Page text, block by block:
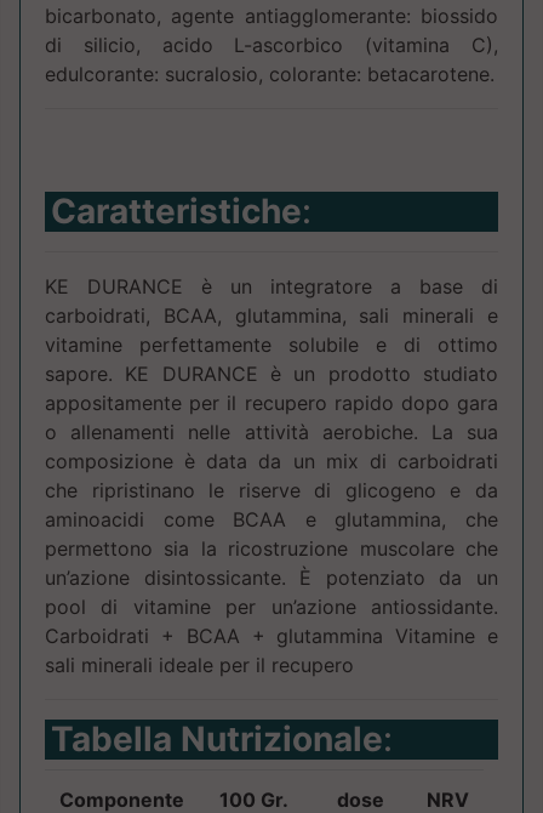
bicarbonato, agente antiagglomerante: biossido
di silicio, acido L-ascorbico (vitamina C),
edulcorante: sucralosio, colorante: betacarotene.
Caratteristiche:
KE DURANCE è un integratore a base di
carboidrati, BCAA, glutammina, sali minerali e
vitamine perfettamente solubile e di ottimo
sapore. KE DURANCE è un prodotto studiato
appositamente per il recupero rapido dopo gara
o allenamenti nelle attività aerobiche. La sua
composizione è data da un mix di carboidrati
che ripristinano le riserve di glicogeno e da
aminoacidi come BCAA e glutammina, che
permettono sia la ricostruzione muscolare che
un’azione disintossicante. È potenziato da un
pool di vitamine per un’azione antiossidante.
Carboidrati + BCAA + glutammina Vitamine e
sali minerali ideale per il recupero
Tabella Nutrizionale:
Componente 100 Gr.
dose
NRV